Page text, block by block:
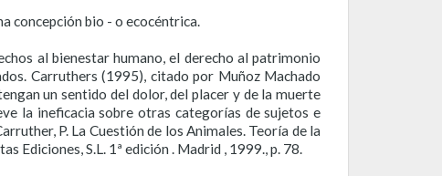
concepción bio - o ecocéntrica.
al bienestar humano, el derecho al patrimonio
Carruthers (1995), citado por Muñoz Machado
un sentido del dolor, del placer y de la muerte
la ineficacia sobre otras categorías de sujetos e
P. La Cuestión de los Animales. Teoría de la
Ediciones, S.L. 1ª edición . Madrid , 1999., p. 78.